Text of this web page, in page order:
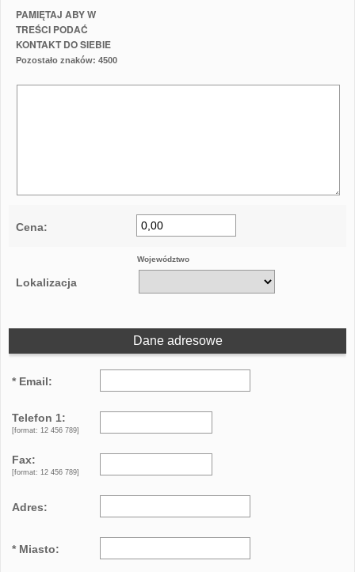
PAMIĘTAJ ABY W
TREŚCI PODAĆ
KONTAKT DO SIEBIE
Pozostało znaków: 4500
Cena:
Lokalizacja
Województwo
Dane adresowe
* Email:
Telefon 1:
[format: 12 456 789]
Fax:
[format: 12 456 789]
Adres:
* Miasto: